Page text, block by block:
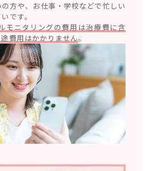
方や、お仕事・学校などで忙しい
です。
モニタリングの費用は治療費に含
費用はかかりません。